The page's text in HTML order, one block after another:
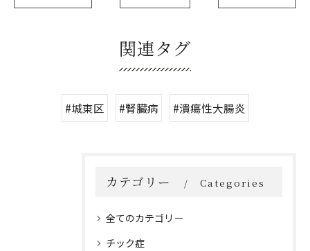
関連タグ
#城東区 #腎臓病 #潰瘍性大腸炎
カテゴリー Categories
全てのカテゴリー
チック症